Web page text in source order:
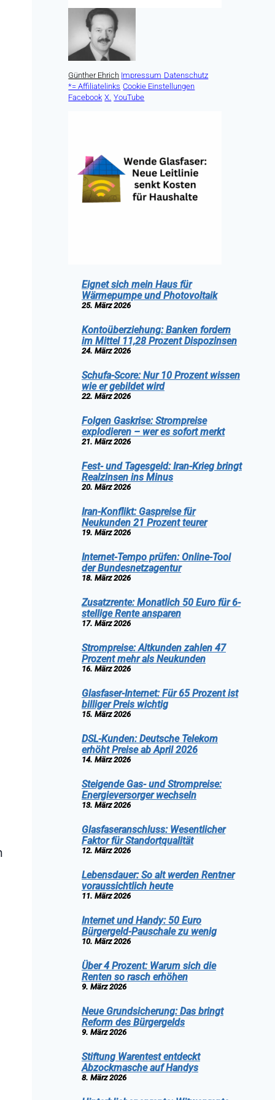
Günther Ehrich Impressum Datenschutz
*= Affiliatelinks Cookie Einstellungen
Facebook X. YouTube
Eignet sich mein Haus für
Wärmepumpe und Photovoltaik
25. März 2026
Kontoüberziehung: Banken fordern
im Mittel 11,28 Prozent Dispozinsen
24. März 2026
Schufa-Score: Nur 10 Prozent wissen
wie er gebildet wird
22. März 2026
Folgen Gaskrise: Strompreise
explodieren – wer es sofort merkt
21. März 2026
Fest- und Tagesgeld: Iran-Krieg bringt
Realzinsen ins Minus
20. März 2026
Iran-Konflikt: Gaspreise für
Neukunden 21 Prozent teurer
19. März 2026
Internet-Tempo prüfen: Online-Tool
der Bundesnetzagentur
18. März 2026
Zusatzrente: Monatlich 50 Euro für 6-
stellige Rente ansparen
17. März 2026
Strompreise: Altkunden zahlen 47
Prozent mehr als Neukunden
16. März 2026
Glasfaser-Internet: Für 65 Prozent ist
billiger Preis wichtig
15. März 2026
DSL-Kunden: Deutsche Telekom
erhöht Preise ab April 2026
14. März 2026
Steigende Gas- und Strompreise:
Energieversorger wechseln
13. März 2026
Glasfaseranschluss: Wesentlicher
Faktor für Standortqualität
12. März 2026
Lebensdauer: So alt werden Rentner
voraussichtlich heute
11. März 2026
Internet und Handy: 50 Euro
Bürgergeld-Pauschale zu wenig
10. März 2026
Über 4 Prozent: Warum sich die
Renten so rasch erhöhen
9. März 2026
Neue Grundsicherung: Das bringt
Reform des Bürgergelds
9. März 2026
Stiftung Warentest entdeckt
Abzockmasche auf Handys
8. März 2026